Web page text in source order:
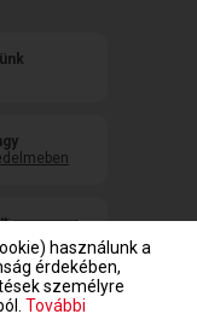
használunk a
érdekében,
személyre
További